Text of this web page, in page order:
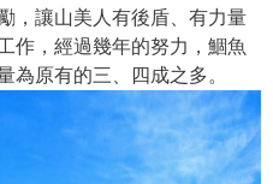
，讓山美人有後盾、有力量
作，經過幾年的努力，鯝魚
為原有的三、四成之多。